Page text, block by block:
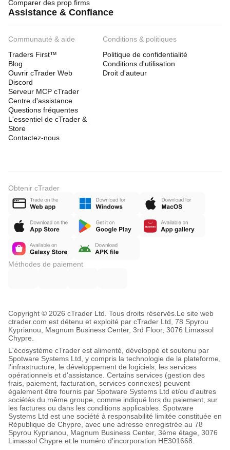
Comparer des prop firms
Assistance & Confiance
Communauté & aide
Traders First™
Blog
Ouvrir cTrader Web
Discord
Serveur MCP cTrader
Centre d'assistance
Questions fréquentes
L'essentiel de cTrader &
Store
Contactez-nous
Conditions & politiques
Politique de confidentialité
Conditions d'utilisation
Droit d'auteur
Obtenir cTrader
Méthodes de paiement
Copyright © 2026 cTrader Ltd. Tous droits réservés. Le site web
ctrader.com est détenu et exploité par cTrader Ltd, 78 Spyrou
Kyprianou, Magnum Business Center, 3rd Floor, 3076 Limassol
Chypre.
L'écosystème cTrader est alimenté, développé et soutenu par
Spotware Systems Ltd, y compris la technologie de la plateforme,
l'infrastructure, le développement de logiciels, les services
opérationnels et d'assistance. Certains services (gestion des
frais, paiement, facturation, services connexes) peuvent
également être fournis par Spotware Systems Ltd et/ou d'autres
sociétés du même groupe, comme indiqué lors du paiement, sur
les factures ou dans les conditions applicables. Spotware
Systems Ltd est une société à responsabilité limitée constituée en
République de Chypre, avec une adresse enregistrée au 78
Spyrou Kyprianou, Magnum Business Center, 3ème étage, 3076
Limassol Chypre et le numéro d'incorporation HE301668.